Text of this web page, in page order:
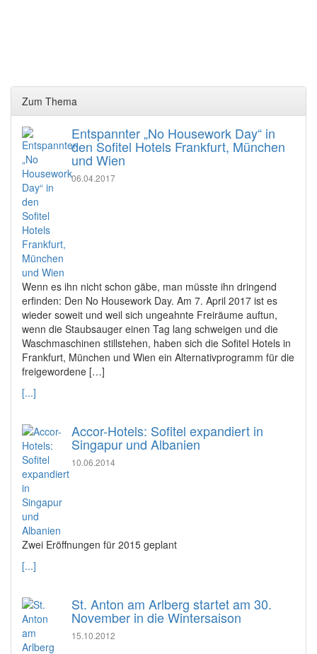
Zum Thema
Entspannter „No Housework Day“ in
den Sofitel Hotels Frankfurt, München
und Wien
06.04.2017
Wenn es ihn nicht schon gäbe, man müsste ihn dringend
erfinden: Den No Housework Day. Am 7. April 2017 ist es
wieder soweit und weil sich ungeahnte Freiräume auftun,
wenn die Staubsauger einen Tag lang schweigen und die
Waschmaschinen stillstehen, haben sich die Sofitel Hotels in
Frankfurt, München und Wien ein Alternativprogramm für die
freigewordene […]
[...]
Accor-Hotels: Sofitel expandiert in
Singapur und Albanien
10.06.2014
Zwei Eröffnungen für 2015 geplant
[...]
St. Anton am Arlberg startet am 30.
November in die Wintersaison
15.10.2012